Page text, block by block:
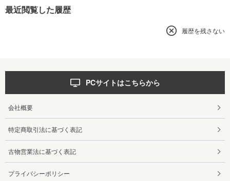
最近閲覧した履歴
履歴を残さない
PCサイトはこちらから
会社概要
特定商取引法に基づく表記
古物営業法に基づく表記
プライバシーポリシー